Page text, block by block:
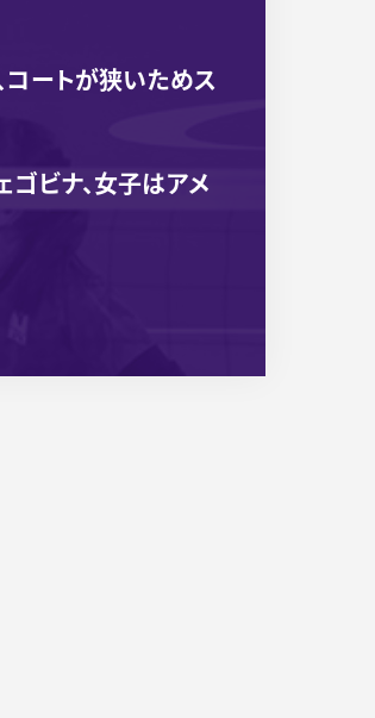
コートが狭いためス
ゴビナ、女子はアメ